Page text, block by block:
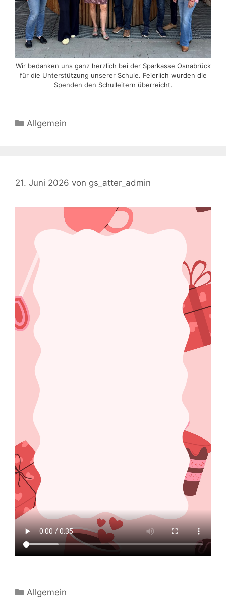
Wir bedanken uns ganz herzlich bei der Sparkasse Osnabrück
für die Unterstützung unserer Schule. Feierlich wurden die
Spenden den Schulleitern überreicht.
Kategorien
Allgemein
21. Juni 2026 von gs_atter_admin
Kategorien
Allgemein